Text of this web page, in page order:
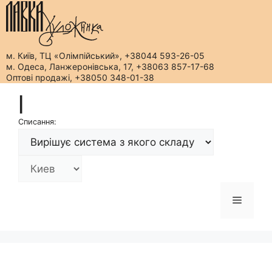
м. Київ, ТЦ «Олімпійський», +38044 593-26-05
м. Одеса, Ланжеронівська, 17, +38063 857-17-68
Оптові продажі, +38050 348-01-38
вмістуСписання:
Меню